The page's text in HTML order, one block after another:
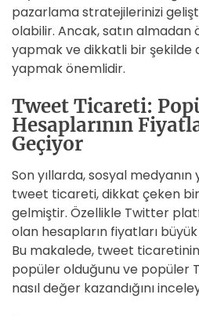
pazarlama stratejilerinizi
olabilir. Ancak, satın almadan
yapmak ve dikkatli bir şekilde
yapmak önemlidir.
Tweet Ticareti:
Hesaplarının
Geçiyor
Son yıllarda, sosyal
tweet ticareti, dikkat çeken
gelmiştir. Özellikle Twitter
olan hesapların fiyatları
Bu makalede, tweet
popüler olduğunu ve popüler
nasıl değer kazandığını